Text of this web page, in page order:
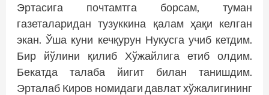
Эртасига поч­тамтга борсам, туман
газеталаридан тузуккина қалам ҳақи келган
экан. Ўша куни кечқурун Нукусга учиб кетдим.
Бир йўлини қилиб Хўжайлига етиб олдим.
Бекатда талаба йигит билан танишдим.
Эрталаб Киров номидаги давлат хўжалигининг